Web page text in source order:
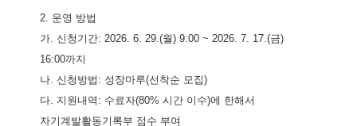
2. 운영 방법
가. 신청기간: 2026. 6. 29.(월) 9:00 ~ 2026. 7. 17.(금)
16:00까지
나. 신청방법: 성장마루(선착순 모집)
다. 지원내역: 수료자(80% 시간 이수)에 한해서
자기계발활동기록부 점수 부여